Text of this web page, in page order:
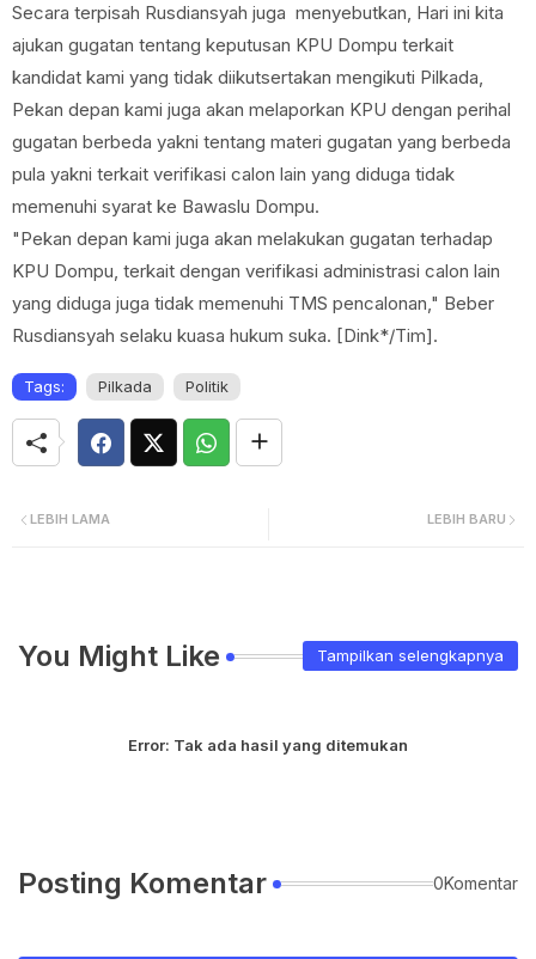
Secara terpisah Rusdiansyah juga menyebutkan, Hari ini kita
ajukan gugatan tentang keputusan KPU Dompu terkait
kandidat kami yang tidak diikutsertakan mengikuti Pilkada,
Pekan depan kami juga akan melaporkan KPU dengan perihal
gugatan berbeda yakni tentang materi gugatan yang berbeda
pula yakni terkait verifikasi calon lain yang diduga tidak
memenuhi syarat ke Bawaslu Dompu.
"Pekan depan kami juga akan melakukan gugatan terhadap
KPU Dompu, terkait dengan verifikasi administrasi calon lain
yang diduga juga tidak memenuhi TMS pencalonan," Beber
Rusdiansyah selaku kuasa hukum suka. [Dink*/Tim].
Tags: Pilkada Politik
LEBIH BARU
LEBIH LAMA
You Might Like Tampilkan selengkapnya
Error: Tak ada hasil yang ditemukan
Posting Komentar 0Komentar